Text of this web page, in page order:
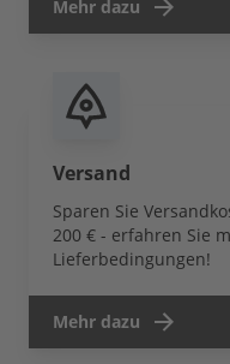
Mehr dazu
Versand
Sparen Sie
200 € - erfahren Sie
Lieferbedingungen!
Mehr dazu